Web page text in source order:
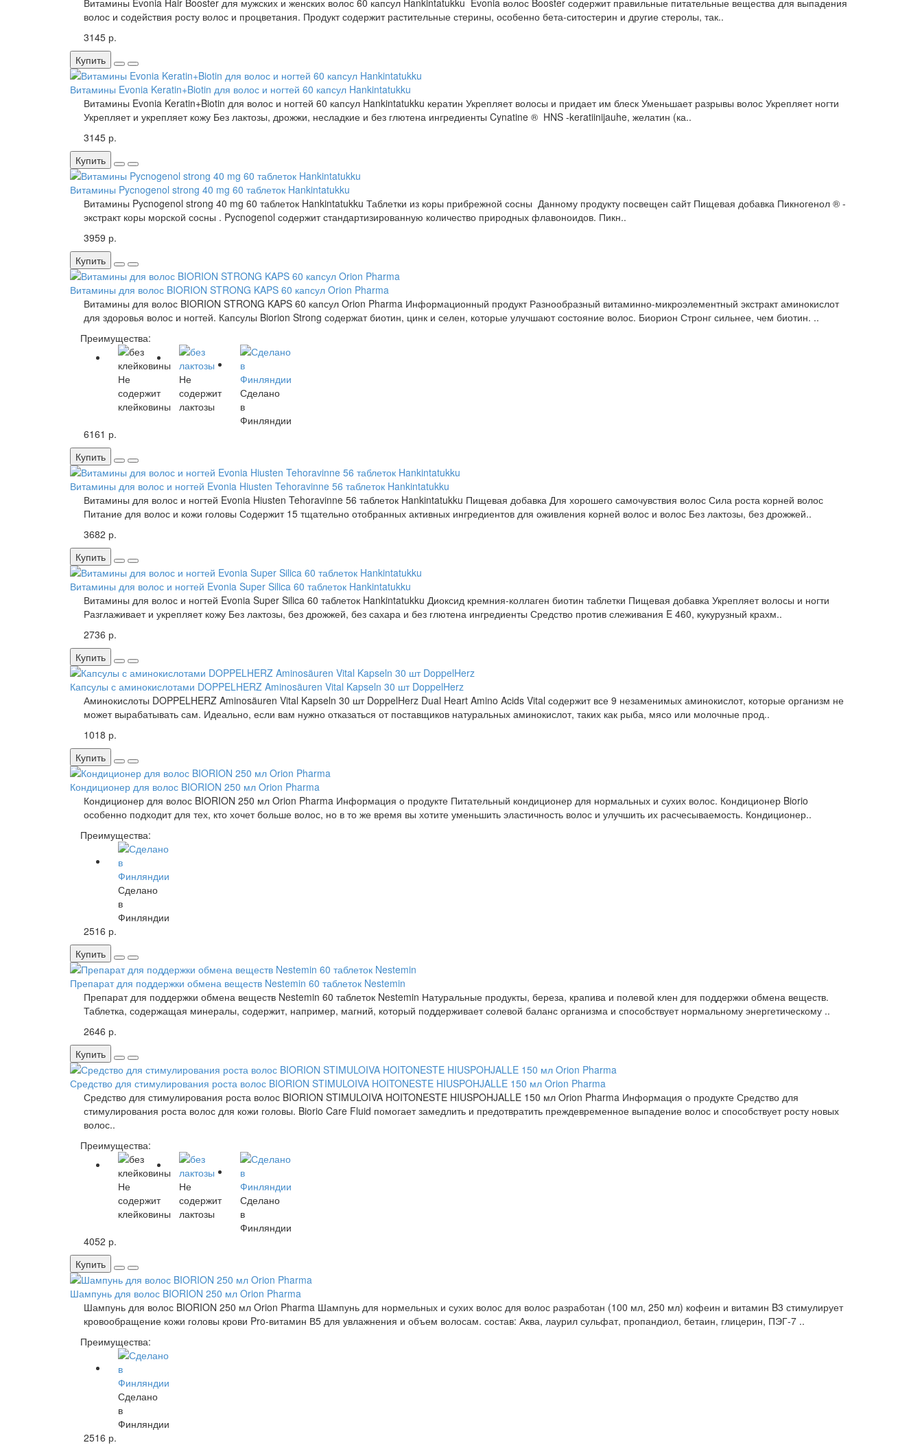
Витамины Evonia Hair Booster для мужских и женских волос 60 капсул Hankintatukku Evonia волос Booster содержит правильные питательные вещества для выпадения
волос и содействия росту волос и процветания. Продукт содержит растительные стерины, особенно бета-ситостерин и другие стеролы, так..
3145 р.
Купить
Витамины Evonia Keratin+Biotin для волос и ногтей 60 капсул Hankintatukku
Витамины Evonia Keratin+Biotin для волос и ногтей 60 капсул Hankintatukku кератин Укрепляет волосы и придает им блеск Уменьшает разрывы волос Укрепляет ногти
Укрепляет и укрепляет кожу Без лактозы, дрожжи, несладкие и без глютена ингредиенты Cynatine ® HNS -keratiinijauhe, желатин (ка..
3145 р.
Купить
Витамины Pycnogenol strong 40 mg 60 таблеток Hankintatukku
Витамины Pycnogenol strong 40 mg 60 таблеток Hankintatukku Таблетки из коры прибрежной сосны Данному продукту посвещен сайт Пищевая добавка Пикногенол ® -
экстракт коры морской сосны . Pycnogenol содержит стандартизированную количество природных флавоноидов. Пикн..
3959 р.
Купить
Витамины для волос BIORION STRONG KAPS 60 капсул Orion Pharma
Витамины для волос BIORION STRONG KAPS 60 капсул Orion Pharma Информационный продукт Разнообразный витаминно-микроэлементный экстракт аминокислот
для здоровья волос и ногтей. Капсулы Biorion Strong содержат биотин, цинк и селен, которые улучшают состояние волос. Биорион Стронг сильнее, чем биотин. ..
Преимущества:
Не
содержит
клейковины
Не
содержит
лактозы
Сделано
в
Финляндии
6161 р.
Купить
Витамины для волос и ногтей Evonia Hiusten Tehoravinne 56 таблеток Hankintatukku
Витамины для волос и ногтей Evonia Hiusten Tehoravinne 56 таблеток Hankintatukku Пищевая добавка Для хорошего самочувствия волос Сила роста корней волос
Питание для волос и кожи головы Содержит 15 тщательно отобранных активных ингредиентов для оживления корней волос и волос Без лактозы, без дрожжей..
3682 р.
Купить
Витамины для волос и ногтей Evonia Super Silica 60 таблеток Hankintatukku
Витамины для волос и ногтей Evonia Super Silica 60 таблеток Hankintatukku Диоксид кремния-коллаген биотин таблетки Пищевая добавка Укрепляет волосы и ногти
Разглаживает и укрепляет кожу Без лактозы, без дрожжей, без сахара и без глютена ингредиенты Средство против слеживания E 460, кукурузный крахм..
2736 р.
Купить
Капсулы с аминокислотами DOPPELHERZ Aminosäuren Vital Kapseln 30 шт DoppelHerz
Аминокислоты DOPPELHERZ Aminosäuren Vital Kapseln 30 шт DoppelHerz Dual Heart Amino Acids Vital содержит все 9 незаменимых аминокислот, которые организм не
может вырабатывать сам. Идеально, если вам нужно отказаться от поставщиков натуральных аминокислот, таких как рыба, мясо или молочные прод..
1018 р.
Купить
Кондиционер для волос BIORION 250 мл Orion Pharma
Кондиционер для волос BIORION 250 мл Orion Pharma Информация о продукте Питательный кондиционер для нормальных и сухих волос. Кондиционер Biorio
особенно подходит для тех, кто хочет больше волос, но в то же время вы хотите уменьшить эластичность волос и улучшить их расчесываемость. Кондиционер..
Преимущества:
Сделано
в
Финляндии
2516 р.
Купить
Препарат для поддержки обмена веществ Nestemin 60 таблеток Nestemin
Препарат для поддержки обмена веществ Nestemin 60 таблеток Nestemin Натуральные продукты, береза, крапива и полевой клен для поддержки обмена веществ.
Таблетка, содержащая минералы, содержит, например, магний, который поддерживает солевой баланс организма и способствует нормальному энергетическому ..
2646 р.
Купить
Средство для стимулирования роста волос BIORION STIMULOIVA HOITONESTE HIUSPOHJALLE 150 мл Orion Pharma
Средство для стимулирования роста волос BIORION STIMULOIVA HOITONESTE HIUSPOHJALLE 150 мл Orion Pharma Информация о продукте Средство для
стимулирования роста волос для кожи головы. Biorio Care Fluid помогает замедлить и предотвратить преждевременное выпадение волос и способствует росту новых
волос..
Преимущества:
Не
содержит
клейковины
Не
содержит
лактозы
Сделано
в
Финляндии
4052 р.
Купить
Шампунь для волос BIORION 250 мл Orion Pharma
Шампунь для волос BIORION 250 мл Orion Pharma Шампунь для нормельных и сухих волос для волос разработан (100 мл, 250 мл) кофеин и витамин B3 стимулирует
кровообращение кожи головы крови Pro-витамин В5 для увлажнения и объем волосам. состав: Аква, лаурил сульфат, пропандиол, бетаин, глицерин, ПЭГ-7 ..
Преимущества:
Сделано
в
Финляндии
2516 р.